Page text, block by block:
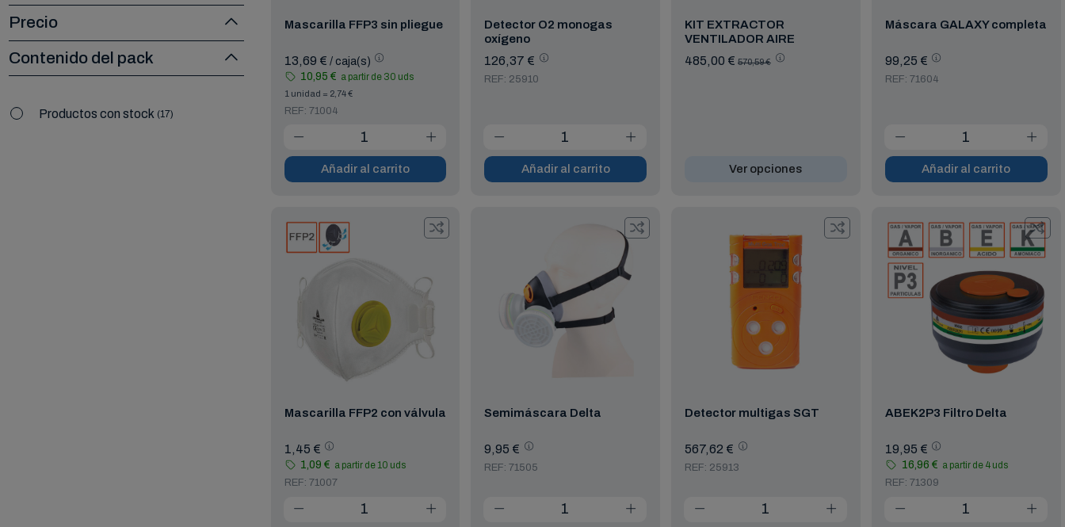
Mascarilla FFP3 sin pliegue
13,69 € / caja(s)
10,95 € a partir de 30 uds
1 unidad = 2,74 €
REF: 71004
Añadir al carrito
Detector O2 monogas
oxígeno
126,37 €
REF: 25910
Añadir al carrito
KIT EXTRACTOR
VENTILADOR AIRE
485,00 € 570,59 €
Ver opciones
Máscara GALAXY completa
99,25 €
REF: 71604
Añadir al carrito
Mascarilla FFP2 con válvula
1,45 €
1,09 € a partir de 10 uds
REF: 71007
Semimáscara Delta
9,95 €
REF: 71505
Detector multigas SGT
567,62 €
REF: 25913
ABEK2P3 Filtro Delta
19,95 €
16,96 € a partir de 4 uds
REF: 71309
Precio
Contenido del pack
Productos con stock 17